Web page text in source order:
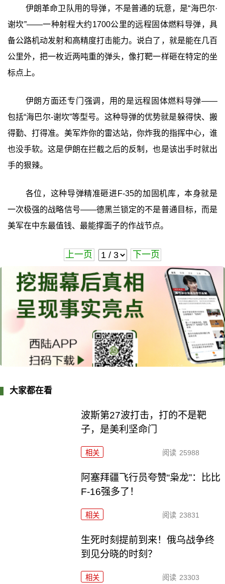
伊朗革命卫队用的导弹，不是普通的玩意，是“海巴尔·
谢坎”——一种射程大约1700公里的远程固体燃料导弹，具
备公路机动发射和高精度打击能力。说白了，就是能在几百
公里外，把一枚近两吨重的弹头，像打靶一样砸在特定的坐
标点上。
伊朗方面还专门强调，用的是远程固体燃料导弹——
包括“海巴尔-谢坎”等型号。这种导弹的优势就是躲得快、搬
得勤、打得准。美军炸你的雷达站，你炸我的指挥中心，谁
也没手软。这是伊朗在拦截之后的反制，也是该出手时就出
手的狠辣。
各位，这种导弹精准砸进F-35的加固机库，本身就是
一次极强的战略信号——德黑兰锁定的不是普通目标，而是
美军在中东最值钱、最能撑面子的作战节点。
上一页 下一页
大家都在看
波斯第27波打击，打的不是靶
子，是美利坚命门
相关 阅读 25988
阿塞拜疆飞行员夸赞“枭龙”：比比
F-16强多了！
相关 阅读 23831
生死时刻提前到来！俄乌战争终
到见分晓的时刻？
相关 阅读 23303